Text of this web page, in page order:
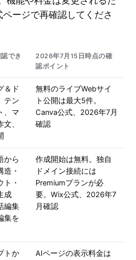
ージで再確認してくださ
でき
2026年7月15日時点の確
認ポイント
＆ド
テン
、マ
、
無料のライブWebサイ
ト公開は最大5件。
Canva公式、2026年7月
確認
から
造・
ト・
成
編集
集を
作成開始は無料。独自
ドメイン接続には
Premiumプランが必
要。Wix公式、2026年7
月確認
トか
AIページの表示料金は